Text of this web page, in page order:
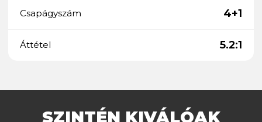
Csapágyszám 4+1
Áttétel 5.2:1
SZINTÉN KIVÁLÓAK